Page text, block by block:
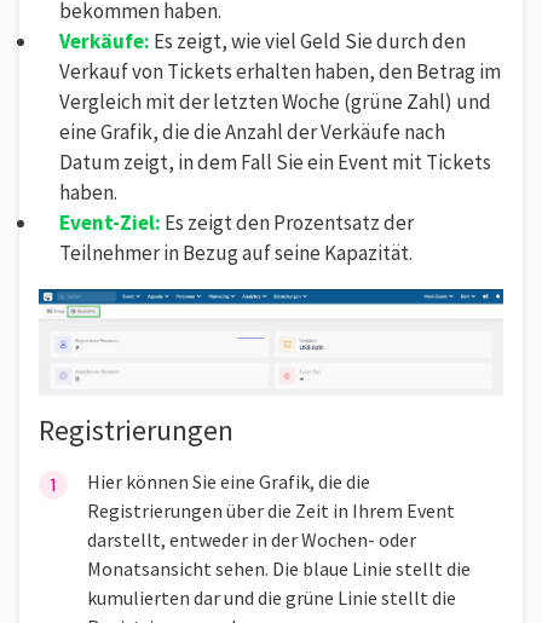
bekommen haben.
Verkäufe: Es zeigt, wie viel Geld Sie durch den
Verkauf von Tickets erhalten haben, den Betrag im
Vergleich mit der letzten Woche (grüne Zahl) und
eine Grafik, die die Anzahl der Verkäufe nach
Datum zeigt, in dem Fall Sie ein Event mit Tickets
haben.
Event-Ziel: Es zeigt den Prozentsatz der
Teilnehmer in Bezug auf seine Kapazität.
Registrierungen
Hier können Sie eine Grafik, die die
Registrierungen über die Zeit in Ihrem Event
darstellt, entweder in der Wochen- oder
Monatsansicht sehen. Die blaue Linie stellt die
kumulierten dar und die grüne Linie stellt die